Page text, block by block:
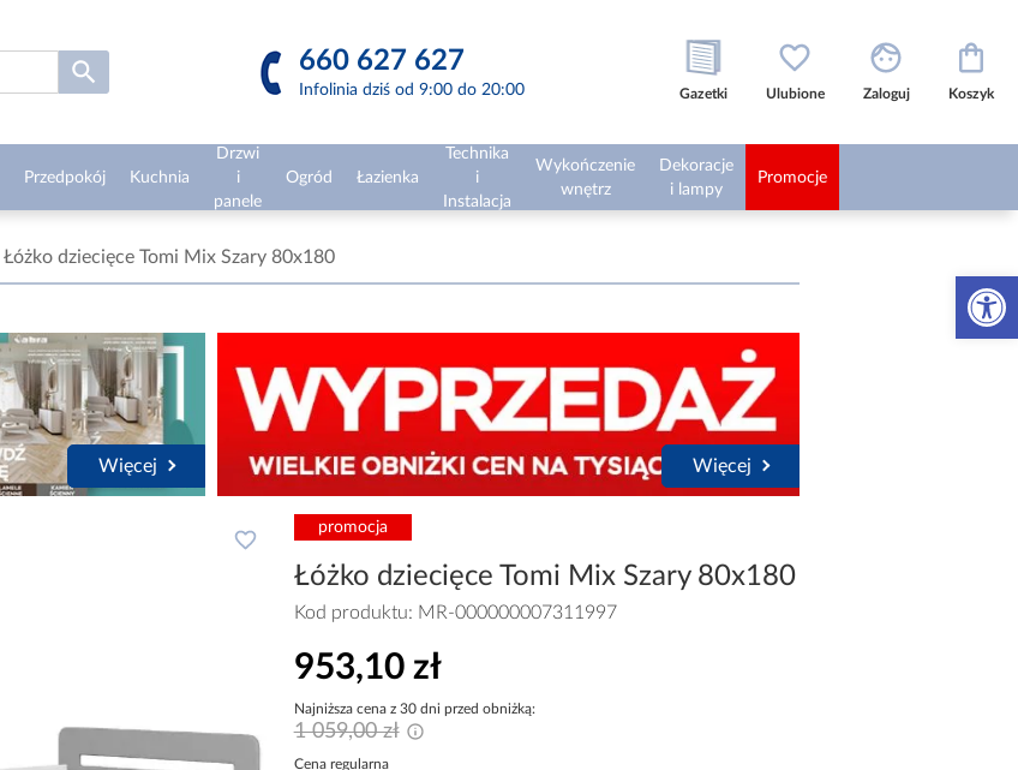
Otwórz
660 627 627
Infolinia dziś od 9:00 do 20:00 Gazetki Ulubione Zaloguj Koszyk
Przedpokój Kuchnia
Drzwi
i
panele
Ogród Łazienka
Technika
i
Instalacja
Wykończenie
wnętrz
Dekoracje
i lampy
Promocje
Łóżko dziecięce Tomi Mix Szary 80x180
Więcej Więcej
promocja
Łóżko dziecięce Tomi Mix Szary 80x180
Kod produktu: MR-000000007311997
953,10 zł
Najniższa cena z 30 dni przed obniżką:
1 059,00 zł
Cena regularna